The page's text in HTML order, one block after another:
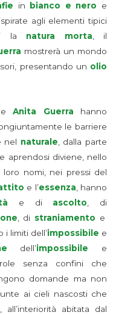
in bianco e nero e
ispirate agli elementi tipici
la natura morta, il
mostrerà un mondo
presentando un olio
Anita Guerra hanno
le barriere
nel naturale, dalla parte
aprendosi diviene, nello
nomi, nei pressi del
e l’essenza, hanno
e diascolto, di
, di straniamento e
i limiti dell’impossibile e
dell’impossibile e
senza confini che
domande ma non
ai cieli nascosti che
abitata dal